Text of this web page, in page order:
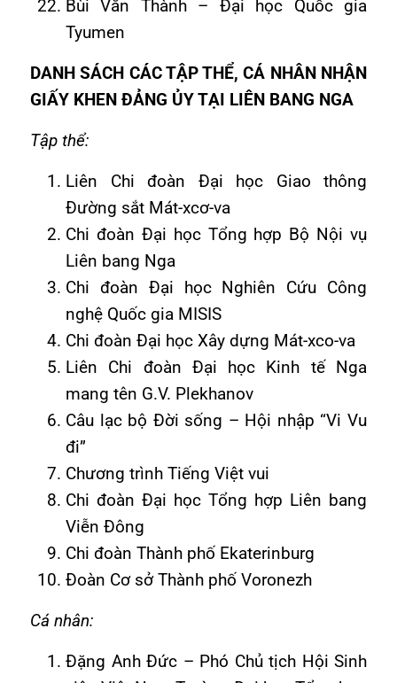
Bùi Văn Thành – Đại học Quốc gia
Tyumen
DANH SÁCH CÁC TẬP THỂ, CÁ NHÂN NHẬN
GIẤY KHEN ĐẢNG ỦY TẠI LIÊN BANG NGA
Tập thể:
Liên Chi đoàn Đại học Giao thông
Đường sắt Mát-xcơ-va
Chi đoàn Đại học Tổng hợp Bộ Nội vụ
Liên bang Nga
Chi đoàn Đại học Nghiên Cứu Công
nghệ Quốc gia MISIS
Chi đoàn Đại học Xây dựng Mát-xco-va
Liên Chi đoàn Đại học Kinh tế Nga
mang tên G.V. Plekhanov
Câu lạc bộ Đời sống – Hội nhập “Vi Vu
đi”
Chương trình Tiếng Việt vui
Chi đoàn Đại học Tổng hợp Liên bang
Viễn Đông
Chi đoàn Thành phố Ekaterinburg
Đoàn Cơ sở Thành phố Voronezh
Cá nhân:
Đặng Anh Đức – Phó Chủ tịch Hội Sinh